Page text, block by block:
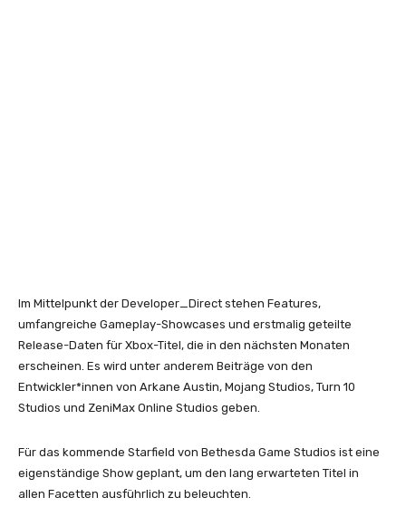
Im Mittelpunkt der Developer_Direct stehen Features,
umfangreiche Gameplay-Showcases und erstmalig geteilte
Release-Daten für Xbox-Titel, die in den nächsten Monaten
erscheinen. Es wird unter anderem Beiträge von den
Entwickler*innen von Arkane Austin, Mojang Studios, Turn 10
Studios und ZeniMax Online Studios geben.
Für das kommende Starfield von Bethesda Game Studios ist eine
eigenständige Show geplant, um den lang erwarteten Titel in
allen Facetten ausführlich zu beleuchten.